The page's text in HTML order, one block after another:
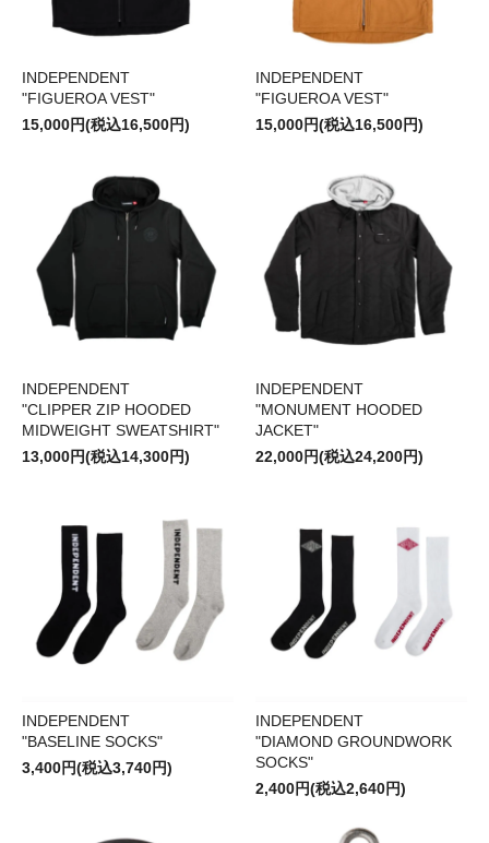
INDEPENDENT
"FIGUEROA VEST"
15,000円(税込16,500円)
INDEPENDENT
"FIGUEROA VEST"
15,000円(税込16,500円)
INDEPENDENT
"CLIPPER ZIP HOODED
MIDWEIGHT SWEATSHIRT"
13,000円(税込14,300円)
INDEPENDENT
"MONUMENT HOODED
JACKET"
22,000円(税込24,200円)
INDEPENDENT
"BASELINE SOCKS"
3,400円(税込3,740円)
INDEPENDENT
"DIAMOND GROUNDWORK
SOCKS"
2,400円(税込2,640円)